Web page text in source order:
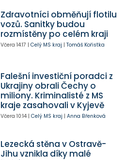
Zdravotníci obměňují flotilu
vozů. Sanitky budou
rozmístěny po celém kraji
Včera 14:17 | Celý MS kraj | Tomáš Kořistka
Falešní investiční poradci z
Ukrajiny obrali Čechy o
miliony. Kriminalisté z MS
kraje zasahovali v Kyjevě
Včera 10:14| Celý MS kraj | Anna Břenková
Lezecká stěna v Ostravě-
Jihu vznikla díky malé